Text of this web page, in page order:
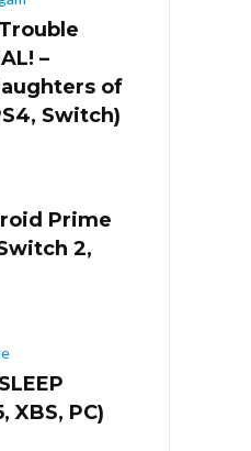
–
of
Switch)
Prime
2,
XBS, PC)